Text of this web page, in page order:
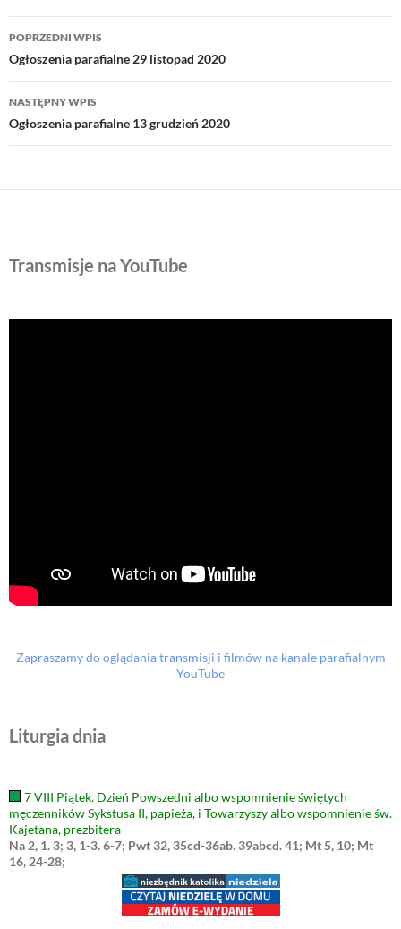
Nawigacja
wpisu
POPRZEDNI WPIS
Ogłoszenia parafialne 29 listopad 2020
NASTĘPNY WPIS
Ogłoszenia parafialne 13 grudzień 2020
Transmisje na YouTube
Zapraszamy do oglądania transmisji i filmów na kanale parafialnym
YouTube
Liturgia dnia
7 VIII Piątek. Dzień Powszedni albo wspomnienie świętych
męczenników Sykstusa II, papieża, i Towarzyszy albo wspomnienie św.
Kajetana, prezbitera
Na 2, 1. 3; 3, 1-3. 6-7; Pwt 32, 35cd-36ab. 39abcd. 41; Mt 5, 10; Mt
16, 24-28;